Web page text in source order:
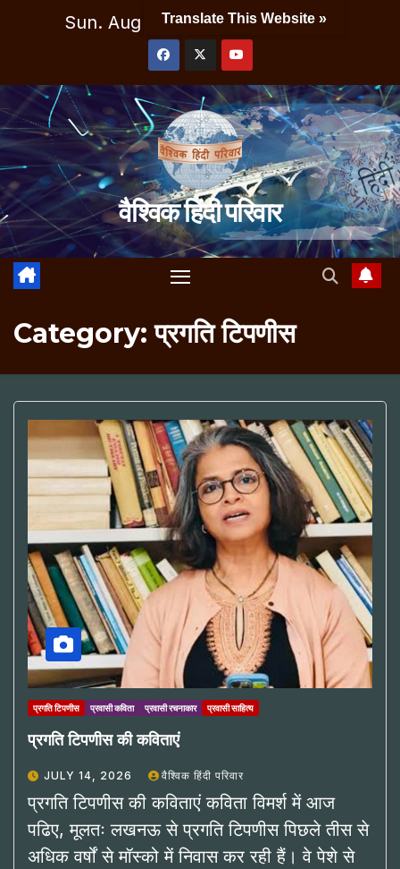
Sun. Aug 9th, 2026 12:02:03 PM
वैश्विक हिंदी परिवार
Category:प्रगति टिपणीस
प्रगति टिपणीस प्रवासी कविता प्रवासी रचनाकार प्रवासी साहित्य
प्रगति टिपणीस की कविताएं
JULY 14, 2026 वैश्विक हिंदी परिवार
प्रगति टिपणीस की कविताएं कविता विमर्श में आज
पढिए, मूलतः लखनऊ से प्रगति टिपणीस पिछले तीस से
अधिक वर्षों से मॉस्को में निवास कर रही हैं। वे पेशे से
Translate This Website »